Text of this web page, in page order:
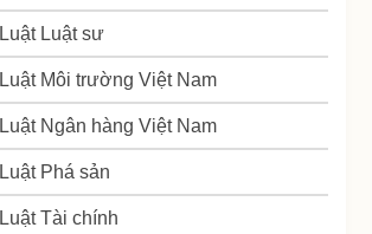
Luật sư
Môi trường Việt Nam
Ngân hàng Việt Nam
Phá sản
Tài chính